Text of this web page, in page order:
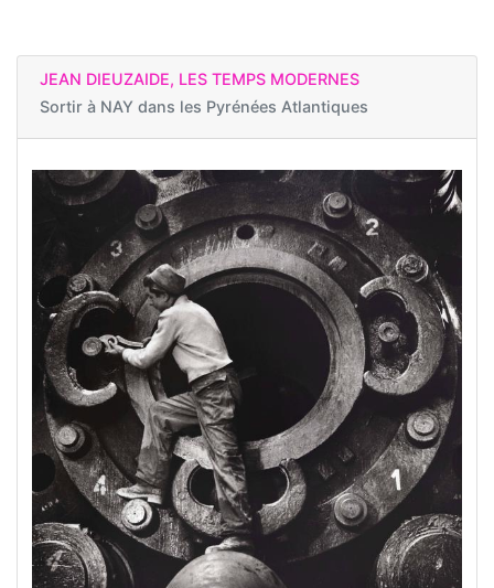
JEAN DIEUZAIDE, LES TEMPS MODERNES
Sortir à NAY dans les Pyrénées Atlantiques